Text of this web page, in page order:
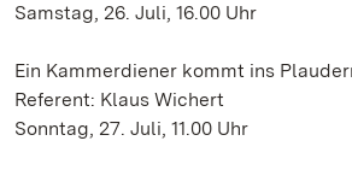
Samstag, 26. Juli, 16.00 Uhr
Ein Kammerdiener kommt ins
Referent: Klaus Wichert
Sonntag, 27. Juli, 11.00 Uhr